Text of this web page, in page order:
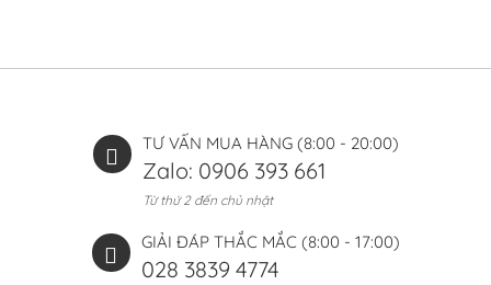
TƯ VẤN MUA HÀNG (8:00 - 20:00)
Zalo: 0906 393 661
Từ thứ 2 đến chủ nhật
GIẢI ĐÁP THẮC MẮC (8:00 - 17:00)
028 3839 4774